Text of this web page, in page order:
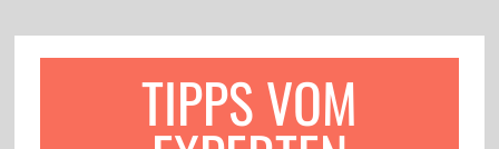
TIPPS VOM